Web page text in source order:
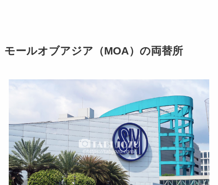
モールオブアジア（MOA）の両替所